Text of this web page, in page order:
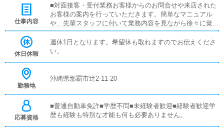
仕事内容
■対面接客・受付業務お客様からのお問合せや来店された
お客様の案内を行っていただきます。簡単なマニュアル
や、先輩スタッフに付いて業務内容を見ながら徐々に覚え
ていただきますので、未経験の方でも安心して働けます。
■PC更新業務ヘブンネットなど、ポータルサイト等の店舗
情報更新作業を行っていただきます。キャストの出勤情報
来れば問題ありません。PCが苦手な人でも簡単にできま
ごしいただくため、店内の清掃や備品の管理・補充を行っ
ていただきます。受付・電話対応・清掃・ネット更新(簡
易作業)
休日休暇
週休1日となります。希望休も取れますのでお伝えくださ
い。
勤務地
沖縄県那覇市辻2-11-20
応募資格
■普通自動車免許■学歴不問■未経験者歓迎■経験者歓迎学
歴も経験も特別な才能も何も必要ありません。